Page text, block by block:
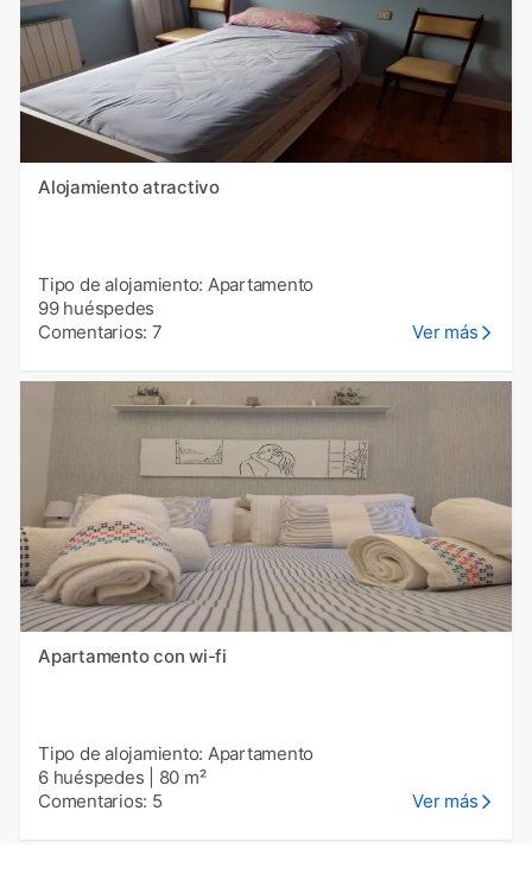
Alojamiento atractivo
Tipo de alojamiento: Apartamento
99 huéspedes
Comentarios: 7
Ver más
Apartamento con wi-fi
Tipo de alojamiento: Apartamento
6 huéspedes
80 m²
Comentarios: 5
Ver más